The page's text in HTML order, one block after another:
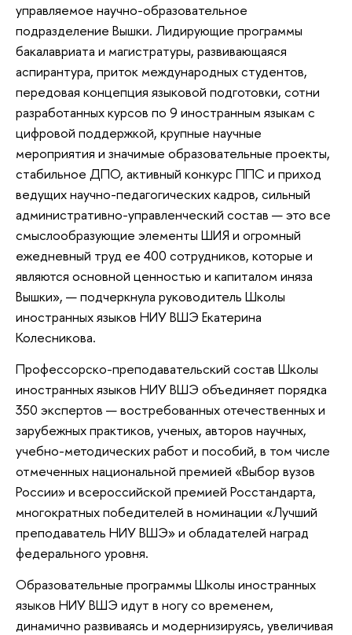
управляемое научно-образовательное
подразделение Вышки. Лидирующие программы
бакалавриата и магистратуры, развивающаяся
аспирантура, приток международных студентов,
передовая концепция языковой подготовки, сотни
разработанных курсов по 9 иностранным языкам с
цифровой поддержкой, крупные научные
мероприятия и значимые образовательные проекты,
стабильное ДПО, активный конкурс ППС и приход
ведущих научно-педагогических кадров, сильный
административно-управленческий состав — это все
смыслообразующие элементы ШИЯ и огромный
ежедневный труд ее 400 сотрудников, которые и
являются основной ценностью и капиталом иняза
Вышки», — подчеркнула руководитель Школы
иностранных языков НИУ ВШЭ Екатерина
Колесникова.
Профессорско-преподавательский состав Школы
иностранных языков НИУ ВШЭ объединяет порядка
350 экспертов — востребованных отечественных и
зарубежных практиков, ученых, авторов научных,
учебно-методических работ и пособий, в том числе
отмеченных национальной премией «Выбор вузов
России» и всероссийской премией Росстандарта,
многократных победителей в номинации «Лучший
преподаватель НИУ ВШЭ» и обладателей наград
федерального уровня.
Образовательные программы Школы иностранных
языков НИУ ВШЭ идут в ногу со временем,
динамично развиваясь и модернизируясь, увеличивая